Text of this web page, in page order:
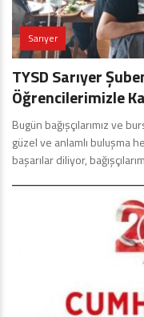
Sarıyer
TYSD Sarıyer
Öğrencilerimizle
Bugün bağışçılarımız ve
güzel ve anlamlı buluşma
başarılar diliyor,